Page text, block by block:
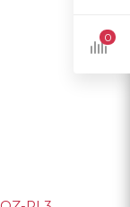
0